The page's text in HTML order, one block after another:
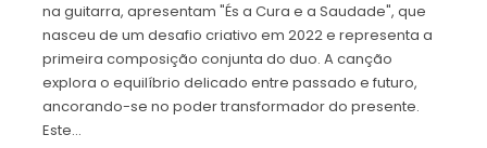
na guitarra, apresentam "És a Cura e a Saudade", que
nasceu de um desafio criativo em 2022 e representa a
primeira composição conjunta do duo. A canção
explora o equilíbrio delicado entre passado e futuro,
ancorando-se no poder transformador do presente.
Este…